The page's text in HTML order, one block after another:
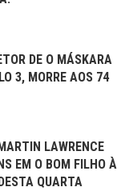
DE O MÁSKARA
3, MORRE AOS 74
LAWRENCE
EM O BOM FILHO À
QUARTA